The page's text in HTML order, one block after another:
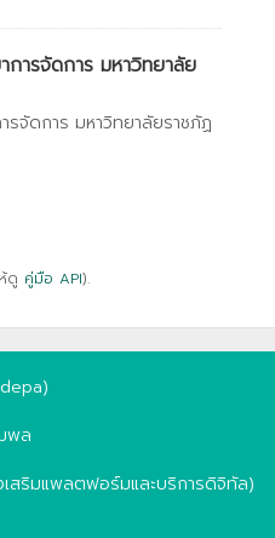
ารจัดการ มหาวิทยาลัย
จัดการ มหาวิทยาลัยราชภัฏ
ดู คู่มือ API).
พล
สริมแพลตฟอร์มและบริการดิจิทัล)